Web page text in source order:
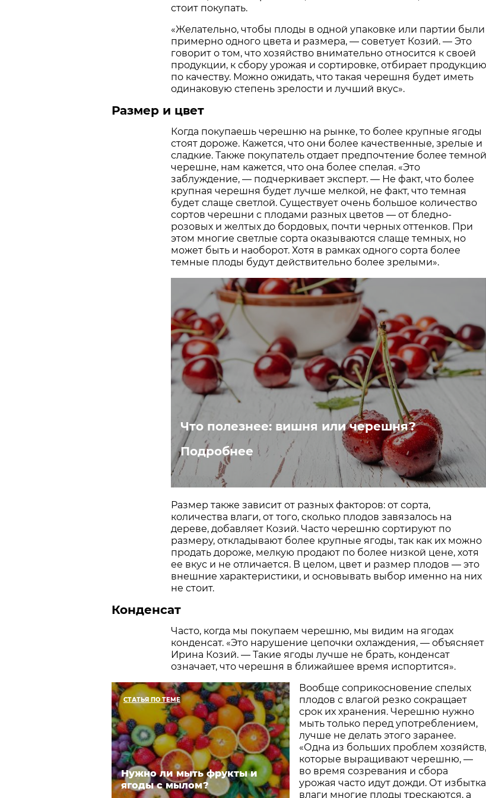
стоит покупать.
«Желательно, чтобы плоды в одной упаковке или партии были
примерно одного цвета и размера, — советует Козий. — Это
говорит о том, что хозяйство внимательно относится к своей
продукции, к сбору урожая и сортировке, отбирает продукцию
по качеству. Можно ожидать, что такая черешня будет иметь
одинаковую степень зрелости и лучший вкус».
Размер и цвет
Когда покупаешь черешню на рынке, то более крупные ягоды
стоят дороже. Кажется, что они более качественные, зрелые и
сладкие. Также покупатель отдает предпочтение более темной
черешне, нам кажется, что она более спелая. «Это
заблуждение, — подчеркивает эксперт. — Не факт, что более
крупная черешня будет лучше мелкой, не факт, что темная
будет слаще светлой. Существует очень большое количество
сортов черешни с плодами разных цветов — от бледно-
розовых и желтых до бордовых, почти черных оттенков. При
этом многие светлые сорта оказываются слаще темных, но
может быть и наоборот. Хотя в рамках одного сорта более
темные плоды будут действительно более зрелыми».
Что полезнее: вишня или черешня?
Подробнее
Размер также зависит от разных факторов: от сорта,
количества влаги, от того, сколько плодов завязалось на
дереве, добавляет Козий. Часто черешню сортируют по
размеру, откладывают более крупные ягоды, так как их можно
продать дороже, мелкую продают по более низкой цене, хотя
ее вкус и не отличается. В целом, цвет и размер плодов — это
внешние характеристики, и основывать выбор именно на них
не стоит.
Конденсат
Часто, когда мы покупаем черешню, мы видим на ягодах
конденсат. «Это нарушение цепочки охлаждения, — объясняет
Ирина Козий. — Такие ягоды лучше не брать, конденсат
означает, что черешня в ближайшее время испортится».
СТАТЬЯ ПО ТЕМЕ
Нужно ли мыть фрукты и
ягоды с мылом?
Вообще соприкосновение спелых
плодов с влагой резко сокращает
срок их хранения. Черешню нужно
мыть только перед употреблением,
лучше не делать этого заранее.
«Одна из больших проблем хозяйств,
которые выращивают черешню, —
во время созревания и сбора
урожая часто идут дожди. От избытка
влаги многие плоды трескаются, а